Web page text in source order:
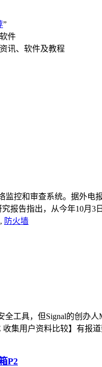
”
件
讯、软件及教程
监控和审查系统。据外
报告指出，从今年10月
, 防火墙
全工具，但Signal的创办
收集用户资料比较】有报
P2